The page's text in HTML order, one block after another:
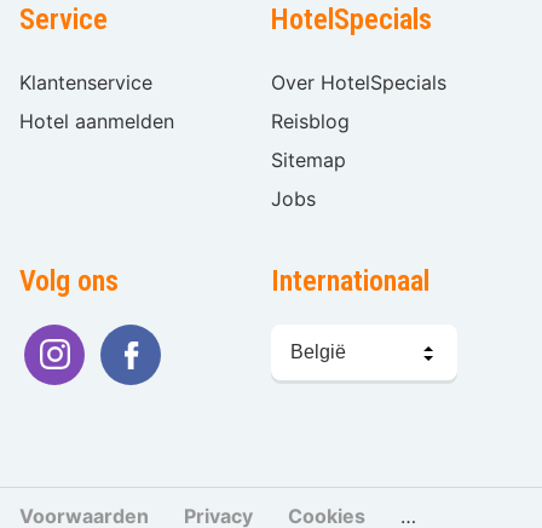
Service
Klantenservice
Hotel aanmelden
HotelSpecials
Over HotelSpecials
Reisblog
Sitemap
Jobs
Volg ons Internationaal
kiezen
Voorwaarden Privacy Cookies Cookies